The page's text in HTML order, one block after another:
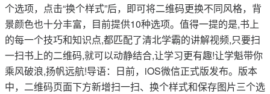
个选项，点击“换个样式”后，即可将二维码更换不同风格，背
景颜色也十分丰富，目前提供10种选项。值得一提的是,书上
的每一个技巧和知识点,都匹配了清北学霸的讲解视频,只要扫
一扫书上的二维码,就可以动静结合,让学习更有趣!让学魁带你
乘风破浪,扬帆远航!导语：日前，iOS微信正式版发布。版本
中，二维码页面下方新增扫一扫、换个样式和保存图片三个选